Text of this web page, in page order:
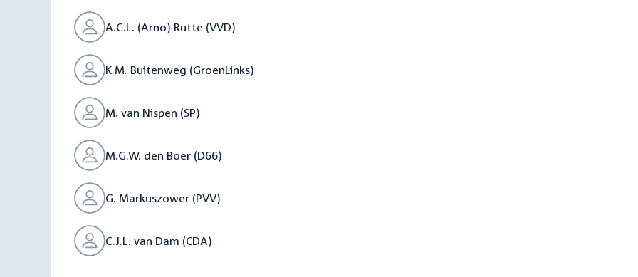
A.C.L. (Arno) Rutte (VVD)
K.M. Buitenweg (GroenLinks)
M. van Nispen (SP)
M.G.W. den Boer (D66)
G. Markuszower (PVV)
C.J.L. van Dam (CDA)